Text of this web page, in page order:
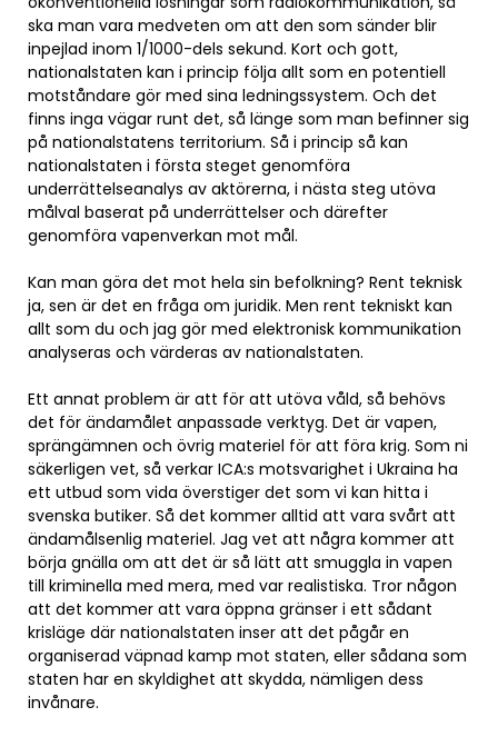
ska man vara medveten om att den som sänder blir
inpejlad inom 1/1000-dels sekund. Kort och gott,
nationalstaten kan i princip följa allt som en potentiell
motståndare gör med sina ledningssystem. Och det
finns inga vägar runt det, så länge som man befinner sig
på nationalstatens territorium. Så i princip så kan
nationalstaten i första steget genomföra
underrättelseanalys av aktörerna, i nästa steg utöva
målval baserat på underrättelser och därefter
genomföra vapenverkan mot mål.
Kan man göra det mot hela sin befolkning? Rent teknisk
ja, sen är det en fråga om juridik. Men rent tekniskt kan
allt som du och jag gör med elektronisk kommunikation
analyseras och värderas av nationalstaten.
Ett annat problem är att för att utöva våld, så behövs
det för ändamålet anpassade verktyg. Det är vapen,
sprängämnen och övrig materiel för att föra krig. Som ni
säkerligen vet, så verkar ICA:s motsvarighet i Ukraina ha
ett utbud som vida överstiger det som vi kan hitta i
svenska butiker. Så det kommer alltid att vara svårt att
ändamålsenlig materiel. Jag vet att några kommer att
börja gnälla om att det är så lätt att smuggla in vapen
till kriminella med mera, med var realistiska. Tror någon
att det kommer att vara öppna gränser i ett sådant
krisläge där nationalstaten inser att det pågår en
organiserad väpnad kamp mot staten, eller sådana som
staten har en skyldighet att skydda, nämligen dess
invånare.